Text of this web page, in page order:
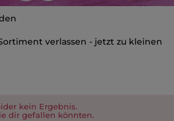
verlassen - jetzt zu kleinen
kein Ergebnis.
dir gefallen könnten.